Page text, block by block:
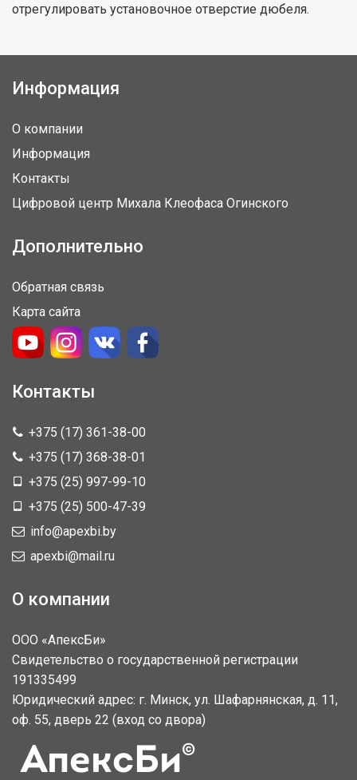
отрегулировать установочное отверстие дюбеля.
Информация
О компании
Информация
Контакты
Цифровой центр Михала Клеофаса Огинского
Дополнительно
Обратная связь
Карта сайта
Контакты
+375 (17) 361-38-00
+375 (17) 368-38-01
+375 (25) 997-99-10
+375 (25) 500-47-39
info@apexbi.by
apexbi@mail.ru
О компании
ООО «АпексБи»
Свидетельство о государственной регистрации
191335499
Юридический адрес: г. Минск, ул. Шафарнянская, д. 11,
оф. 55, дверь 22 (вход со двора)